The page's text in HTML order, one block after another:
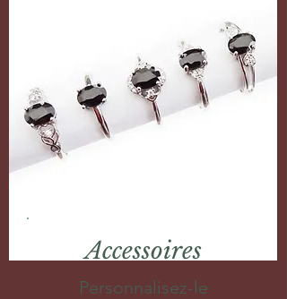
Accessoires
Personnalisez-le